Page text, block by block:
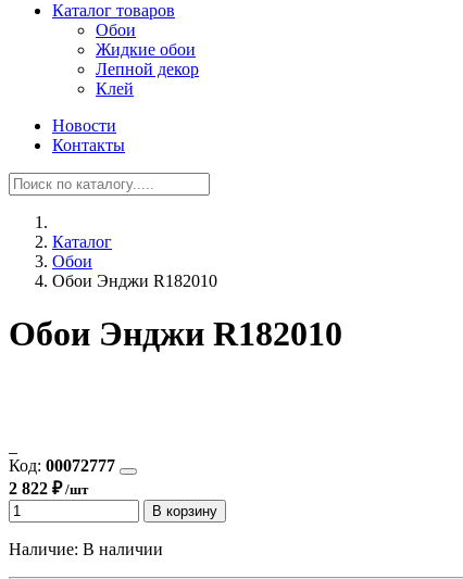
Каталог товаров
Обои
Жидкие обои
Лепной декор
Клей
Новости
Контакты
Каталог
Обои
Обои Энджи R182010
Обои Энджи R182010
Код: 00072777
2 822 ₽/шт
В корзину
Наличие: В наличии